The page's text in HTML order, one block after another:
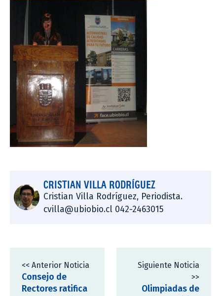
CRISTIAN VILLA RODRÍGUEZ
Cristian Villa Rodríguez, Periodista.
cvilla@ubiobio.cl 042-2463015
<< Anterior Noticia
Consejo de
Rectores ratifica
Siguiente Noticia
>>
Olimpiadas de